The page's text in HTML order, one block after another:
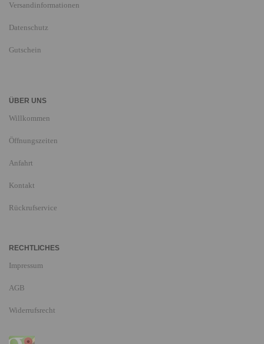
Versandinformationen
Datenschutz
Gutschein
ÜBER UNS
Willkommen
Öffnungszeiten
Anfahrt
Kontakt
Rückrufservice
RECHTLICHES
Impressum
AGB
Widerrufsrecht